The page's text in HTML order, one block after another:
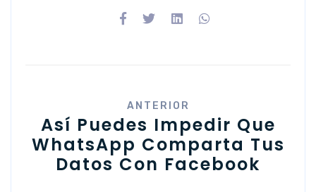
ANTERIOR
​Así Puedes Impedir Que
WhatsApp Comparta Tus
Datos Con Facebook